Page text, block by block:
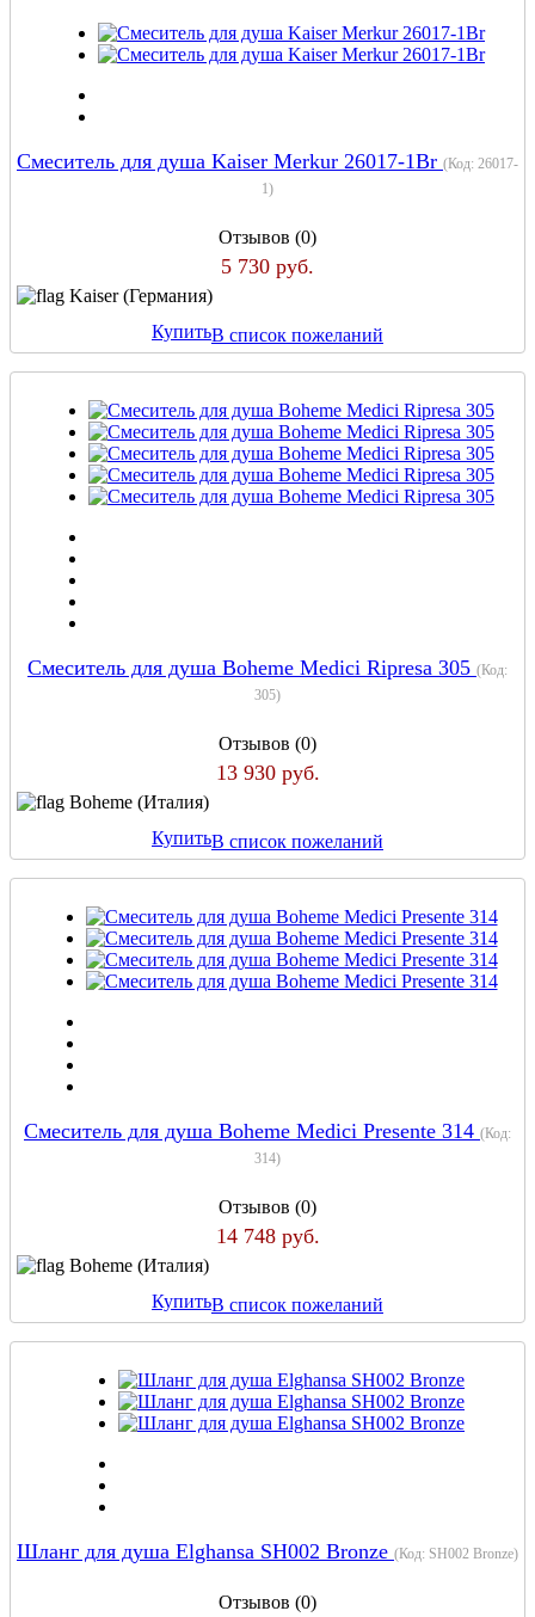
Смеситель для душа Kaiser Merkur 26017-1Br (Код: 26017-
1)
Отзывов (0)
5 730 руб.
Kaiser (Германия)
КупитьВ список пожеланий
Смеситель для душа Boheme Medici Ripresa 305 (Код:
305)
Отзывов (0)
13 930 руб.
Boheme (Италия)
КупитьВ список пожеланий
Смеситель для душа Boheme Medici Presente 314 (Код:
314)
Отзывов (0)
14 748 руб.
Boheme (Италия)
КупитьВ список пожеланий
Шланг для душа Elghansa SH002 Bronze (Код: SH002 Bronze)
Отзывов (0)